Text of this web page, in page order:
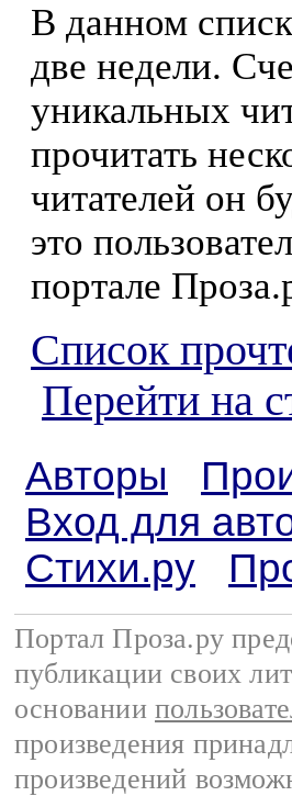
В данном
две недели.
уникальных
прочитать
читателей он
это
портале
Список
Перейти на
Авторы
Вход для
Стихи.ру
Портал Проза.ру
публикации своих
основании
произведения
произведений